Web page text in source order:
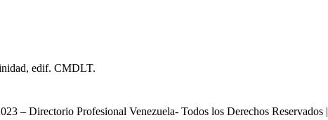
edif. CMDLT.
– Directorio Profesional Venezuela- Todos los Derechos Reservados |